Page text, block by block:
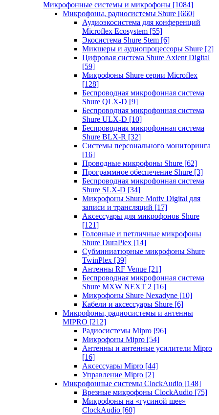
Микрофонные системы и микрофоны [1084]
Микрофоны, радиосистемы Shure [660]
Аудиоэкосистема для конференций
Microflex Ecosystem [55]
Экосистема Shure Stem [6]
Микшеры и аудиопроцессоры Shure [2]
Цифровая система Shure Axient Digital
[59]
Микрофоны Shure серии Microflex
[128]
Беспроводная микрофонная система
Shure QLX-D [9]
Беспроводная микрофонная система
Shure ULX-D [10]
Беспроводная микрофонная система
Shure BLX-R [32]
Системы персонального мониторинга
[16]
Проводные микрофоны Shure [62]
Программное обеспечение Shure [3]
Беспроводная микрофонная система
Shure SLX-D [34]
Микрофоны Shure Motiv Digital для
записи и трансляций [17]
Аксессуары для микрофонов Shure
[121]
Головные и петличные микрофоны
Shure DuraPlex [14]
Субминиатюрные микрофоны Shure
TwinPlex [39]
Антенны RF Venue [21]
Беспроводная микрофонная система
Shure MXW NEXT 2 [16]
Микрофоны Shure Nexadyne [10]
Кабели и аксессуары Shure [6]
Микрофоны, радиосистемы и антенны
MIPRO [212]
Радиосистемы Mipro [96]
Микрофоны Mipro [54]
Антенны и антенные усилители Mipro
[16]
Аксессуары Mipro [44]
Управление Mipro [2]
Микрофонные системы ClockAudio [148]
Врезные микрофоны ClockAudio [75]
Микрофоны на «гусиной шее»
ClockAudio [60]